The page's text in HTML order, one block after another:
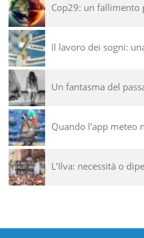
Cop29: un fallimento
Il lavoro dei sogni:
Un fantasma del
Quando l'app meteo
L’Ilva: necessità o